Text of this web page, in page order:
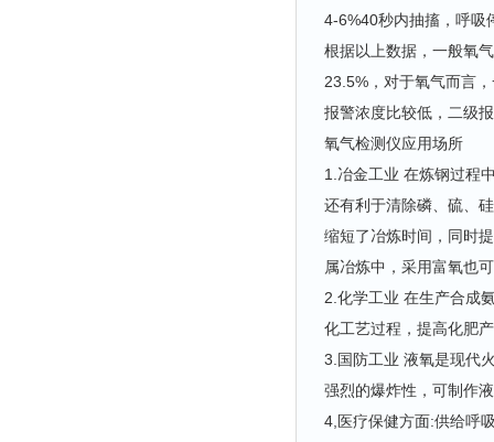
4-6%40秒内抽搐，呼吸
根据以上数据，一般氧
23.5%，对于氧气而言
报警浓度比较低，二级
氧气检测仪应用场所
1.冶金工业 在炼钢过程
还有利于清除磷、硫、
缩短了冶炼时间，同时
属冶炼中，采用富氧也
2.化学工业 在生产合成
化工艺过程，提高化肥
3.国防工业 液氧是现代
强烈的爆炸性，可制作
4,医疗保健方面:供给呼